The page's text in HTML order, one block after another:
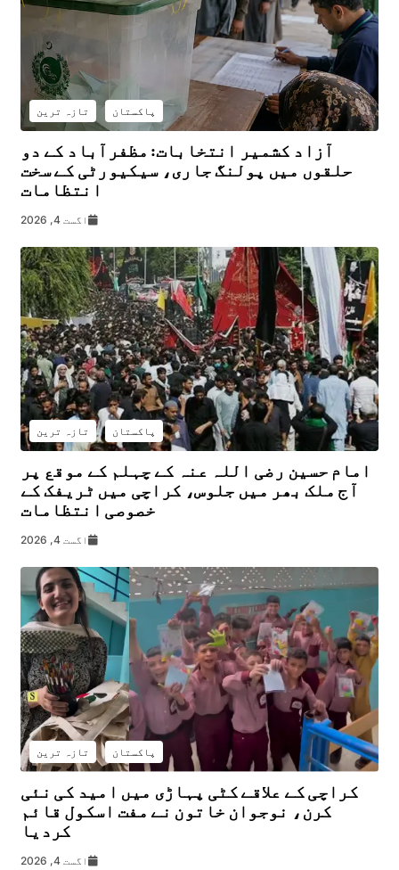
پاکستان تازہ ترین
آزاد کشمیر انتخابات: مظفرآباد کے دو
حلقوں میں پولنگ جاری، سیکیورٹی کے سخت
انتظامات
اگست 4, 2026
پاکستان تازہ ترین
امام حسین رضی اللہ عنہ کے چہلم کے موقع پر
آج ملک بھر میں جلوس، کراچی میں ٹریفک کے
خصوصی انتظامات
اگست 4, 2026
پاکستان تازہ ترین
کراچی کے علاقے کٹی پہاڑی میں امید کی نئی
کرن، نوجوان خاتون نے مفت اسکول قائم
کردیا
اگست 4, 2026